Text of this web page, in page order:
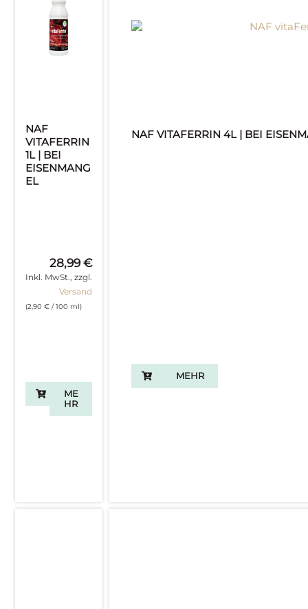
NAF
VITAFERRIN
1L | BEI
EISENMANG
EL
28,99€
Inkl. MwSt., zzgl.
Versand
(2,90€ / 100 ml)
ME
HR
NAF VITAFERRIN 4L | BEI
MEHR